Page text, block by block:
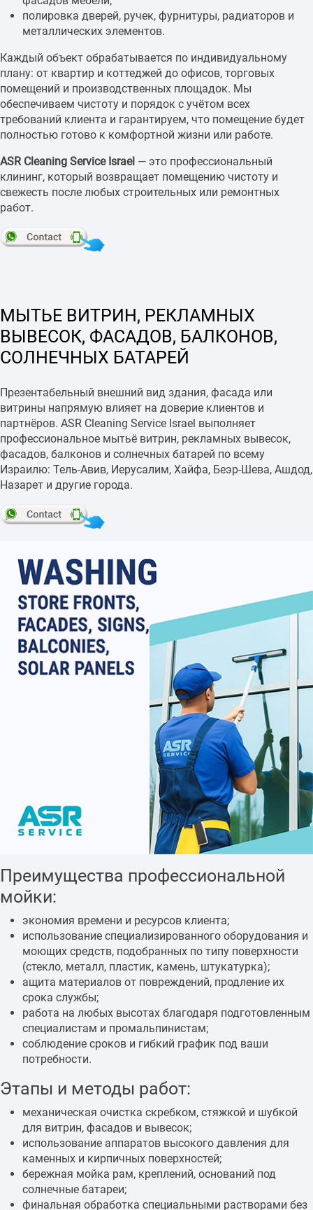
полировка дверей, ручек, фурнитуры, радиаторов и
металлических элементов.
Каждый объект обрабатывается по индивидуальному
плану: от квартир и коттеджей до офисов, торговых
помещений и производственных площадок. Мы
обеспечиваем чистоту и порядок с учётом всех
требований клиента и гарантируем, что помещение будет
полностью готово к комфортной жизни или работе.
ASR Cleaning Service Israel — это профессиональный
клининг, который возвращает помещению чистоту и
свежесть после любых строительных или ремонтных
работ.
МЫТЬЕ ВИТРИН, РЕКЛАМНЫХ
ВЫВЕСОК, ФАСАДОВ, БАЛКОНОВ,
СОЛНЕЧНЫХ БАТАРЕЙ
Презентабельный внешний вид здания, фасада или
витрины напрямую влияет на доверие клиентов и
партнёров. ASR Cleaning Service Israel выполняет
профессиональное мытьё витрин, рекламных вывесок,
фасадов, балконов и солнечных батарей по всему
Израилю: Тель-Авив, Иерусалим, Хайфа, Беэр-Шева, Ашдод,
Назарет и другие города.
Преимущества профессиональной
мойки:
экономия времени и ресурсов клиента;
использование специализированного оборудования и
моющих средств, подобранных по типу поверхности
(стекло, металл, пластик, камень, штукатурка);
ащита материалов от повреждений, продление их
срока службы;
работа на любых высотах благодаря подготовленным
специалистам и промальпинистам;
соблюдение сроков и гибкий график под ваши
потребности.
Этапы и методы работ:
механическая очистка скребком, стяжкой и шубкой
для витрин, фасадов и вывесок;
использование аппаратов высокого давления для
каменных и кирпичных поверхностей;
бережная мойка рам, креплений, оснований под
солнечные батареи;
финальная обработка специальными растворами без